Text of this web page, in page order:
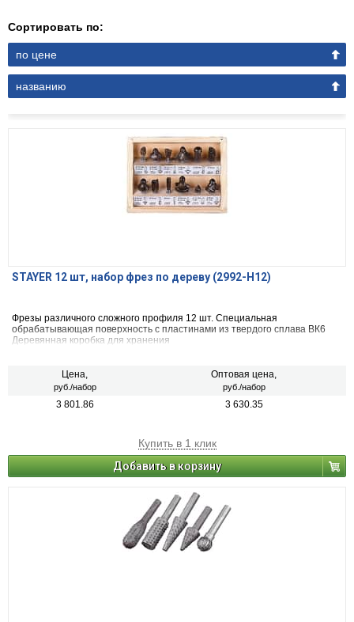
Сортировать по:
по цене
названию
STAYER 12 шт, набор фрез по дереву (2992-H12)
Фрезы различного сложного профиля 12 шт. Специальная
обрабатывающая поверхность с пластинами из твердого сплава ВК6
Деревянная коробка для хранения
Цена,
руб./набор
Оптовая цена,
руб./набор
3 801.86 3 630.35
Купить в 1 клик
Добавить в корзину